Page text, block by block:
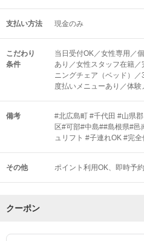
支払い方法 現金のみ
こだわり
条件
当日受付OK／女性専用／
あり／女性スタッフ在籍
ニングチェア（ベッド）
度払いメニューあり／体験
備考
#北広島町 #千代田 #山県
区#可部#中島##島根県#
ュリフト #子連れOK #完
その他 ポイント利用OK 即時予
クーポン